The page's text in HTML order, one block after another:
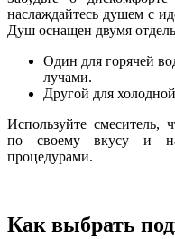
наслаждайтесь душем с
Душ оснащен двумя
Один для горячей
лучами.
Другой для
Используйте смеситель,
по своему вкусу и
процедурами.
Как выбрать